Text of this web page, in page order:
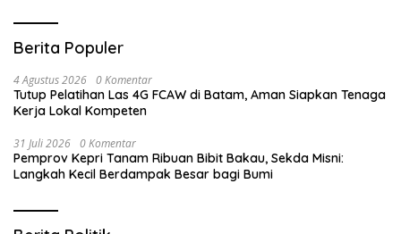
Berita Populer
4 Agustus 2026 0 Komentar
Tutup Pelatihan Las 4G FCAW di Batam, Aman Siapkan Tenaga
Kerja Lokal Kompeten
31 Juli 2026 0 Komentar
Pemprov Kepri Tanam Ribuan Bibit Bakau, Sekda Misni:
Langkah Kecil Berdampak Besar bagi Bumi